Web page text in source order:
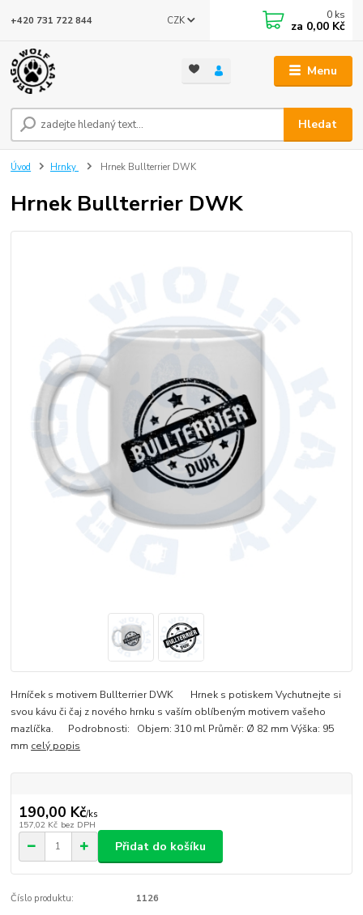
Menu
CZK
Hledat
+420 731 722 844 0 ks
za 0,00 Kč
Úvod Hrnky Hrnek Bullterrier DWK
Hrnek Bullterrier DWK
Hrníček s motivem Bullterrier DWK Hrnek s potiskem Vychutnejte si
svou kávu či čaj z nového hrnku s vaším oblíbeným motivem vašeho
mazlíčka. Podrobnosti: Objem: 310 ml Průměr: Ø 82 mm Výška: 95
mm celý popis
190,00 Kč/ks
157,02 Kč bez DPH
Přidat do košíku
Číslo produktu: 1126